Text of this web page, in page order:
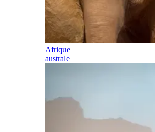
Afrique
australe